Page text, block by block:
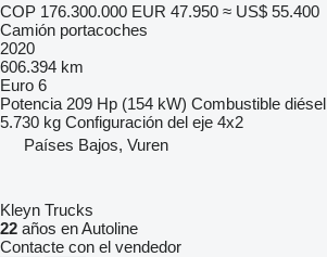
COP 176.300.000 EUR 47.950 ≈ US$ 55.400
Camión portacoches
2020
606.394 km
Euro 6
Potencia 209 Hp (154 kW) Combustible diésel
5.730 kg Configuración del eje 4x2
Países Bajos, Vuren
Kleyn Trucks
22 años en Autoline
Contacte con el vendedor